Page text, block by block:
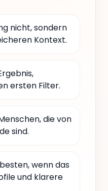
nicht, sondern
Kontext.
ersten Filter.
die von
sind.
wenn das
und klarere